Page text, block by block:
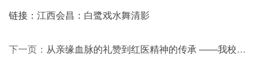
链接： 江西会昌：白鹭戏水舞清影
下一页： 从亲缘血脉的礼赞到红医精神的传承 ——我校党委委员刘冬春同志研究唐义贞烈士论文获奖